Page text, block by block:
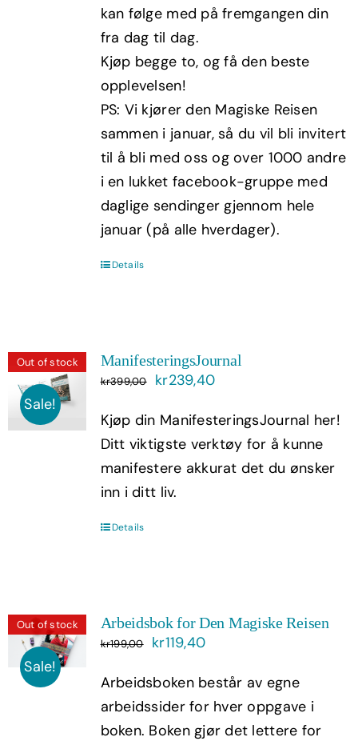
kan følge med på fremgangen din
fra dag til dag.
Kjøp begge to, og få den beste
opplevelsen!
PS: Vi kjører den Magiske Reisen
sammen i januar, så du vil bli invitert
til å bli med oss og over 1000 andre
i en lukket facebook-gruppe med
daglige sendinger gjennom hele
januar (på alle hverdager).
Details
Out of stock
Sale!
ManifesteringsJournal
kr399,00
Opprinnelig
var:
kr399,00.
kr239,40Nåværende
er:
kr239,40.
Kjøp din ManifesteringsJournal her!
Ditt viktigste verktøy for å kunne
manifestere akkurat det du ønsker
inn i ditt liv.
Details
Out of stock
Sale!
Arbeidsbok for Den Magiske Reisen
kr199,00
Opprinnelig
var:
kr199,00.
kr119,40Nåværende
er:
kr119,40.
Arbeidsboken består av egne
arbeidssider for hver oppgave i
boken. Boken gjør det lettere for